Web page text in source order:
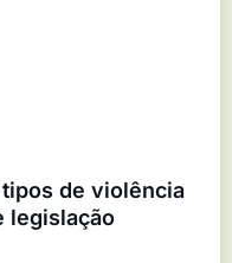
de violência
legislação